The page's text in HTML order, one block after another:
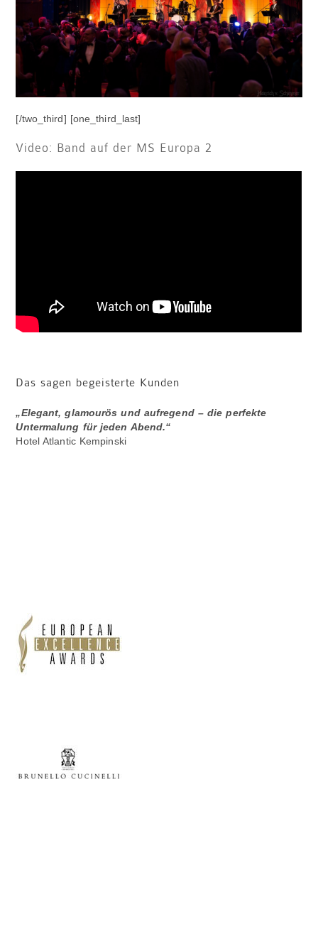
[/two_third] [one_third_last]
Video: Band auf der MS Europa 2
Das sagen begeisterte Kunden
„Elegant, glamourös und aufregend – die perfekte
Untermalung für jeden Abend.“
Hotel Atlantic Kempinski